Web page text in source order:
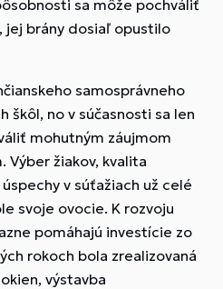
sa môže pochváliť
jej brány dosiaľ opustilo
samosprávneho
škôl, no v súčasnosti sa len
mohutným záujmom
Výber žiakov, kvalita
v súťažiach už celé
svoje ovocie. K rozvoju
pomáhajú investície zo
rokoch bola zrealizovaná
výstavba